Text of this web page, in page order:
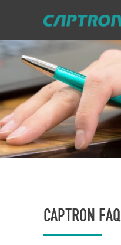
CAPTRON FAQ